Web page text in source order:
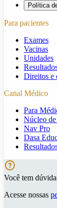
Política
Para pacientes
Exames
Vacinas
Unidades
Direitos e
Canal Médico
Para
Núcleo
Nav Pro
Dasa
Você tem
Acesse nossas